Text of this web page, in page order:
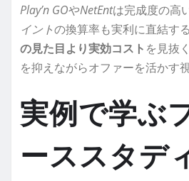
Play’n GOやNetEntは完成度の高
イントの換算率も実利に直結す
の見た目より実効コスト を見抜
を抑えながらオファーを活かす
実例で学ぶ
ーススタデ